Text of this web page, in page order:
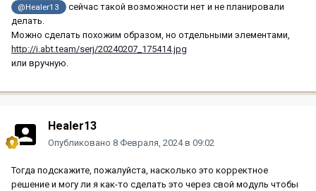
@Healer13
сейчас такой возможности нет и не планировали
делать.
Можно сделать похожим образом, но отдельными элементами,
http://i.abt.team/serj/20240207_175414.jpg
или вручную.
Healer13
Опубликовано 8 Февраля, 2024 в 09:02
Тогда подскажите, пожалуйста, насколько это корректное
решение и могу ли я как-то сделать это через свой модуль чтобы